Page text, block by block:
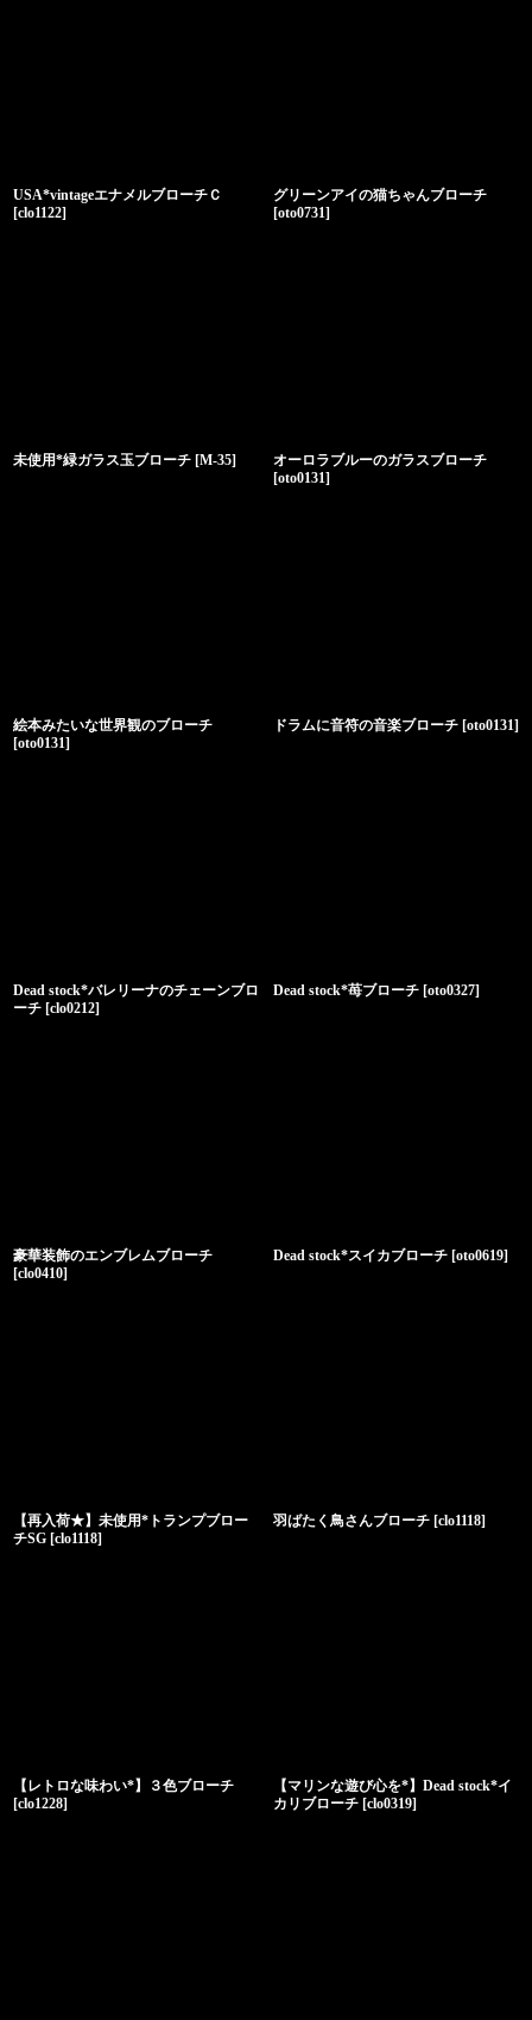
USA*vintageエナメルブローチＣ
[clo1122]
グリーンアイの猫ちゃんブローチ
[oto0731]
未使用*緑ガラス玉ブローチ [M-35]
オーロラブルーのガラスブローチ
[oto0131]
絵本みたいな世界観のブローチ
[oto0131]
ドラムに音符の音楽ブローチ [oto0131]
Dead stock*バレリーナのチェーンブロ
ーチ [clo0212]
Dead stock*苺ブローチ [oto0327]
豪華装飾のエンブレムブローチ
[clo0410]
Dead stock*スイカブローチ [oto0619]
【再入荷★】未使用*トランプブロー
チSG [clo1118]
羽ばたく鳥さんブローチ [clo1118]
【レトロな味わい*】３色ブローチ
[clo1228]
【マリンな遊び心を*】Dead stock*イ
カリブローチ [clo0319]